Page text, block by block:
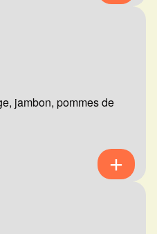
jambon, pommes de